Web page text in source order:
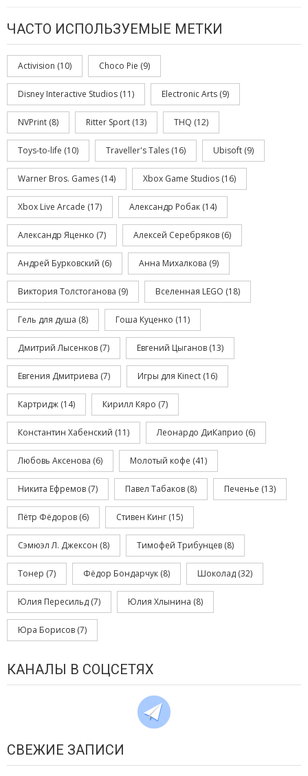
ЧАСТО ИСПОЛЬЗУЕМЫЕ МЕТКИ
Activision (10) Choco Pie (9)
Disney Interactive Studios (11) Electronic Arts (9)
NVPrint (8) Ritter Sport (13) THQ (12)
Toys-to-life (10) Traveller's Tales (16) Ubisoft (9)
Warner Bros. Games (14) Xbox Game Studios (16)
Xbox Live Arcade (17) Александр Робак (14)
Александр Яценко (7) Алексей Серебряков (6)
Андрей Бурковский (6) Анна Михалкова (9)
Виктория Толстоганова (9) Вселенная LEGO (18)
Гель для душа (8) Гоша Куценко (11)
Дмитрий Лысенков (7) Евгений Цыганов (13)
Евгения Дмитриева (7) Игры для Kinect (16)
Картридж (14) Кирилл Кяро (7)
Константин Хабенский (11) Леонардо ДиКаприо (6)
Любовь Аксенова (6) Молотый кофе (41)
Никита Ефремов (7) Павел Табаков (8) Печенье (13)
Пётр Фёдоров (6) Стивен Кинг (15)
Сэмюэл Л. Джексон (8) Тимофей Трибунцев (8)
Тонер (7) Фёдор Бондарчук (8) Шоколад (32)
Юлия Пересильд (7) Юлия Хлынина (8)
Юра Борисов (7)
КАНАЛЫ В СОЦСЕТЯХ
СВЕЖИЕ ЗАПИСИ